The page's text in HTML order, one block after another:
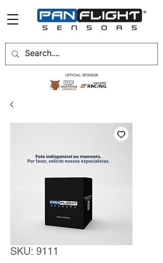
OFFICIAL SPONSOR
SKU: 9111